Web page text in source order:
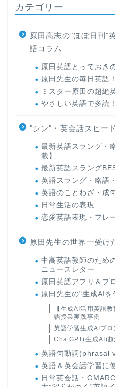
カテゴリー
原田高志の"ほぼ日刊"
語コラム
原田英語とっておき
原田先生の毎日英語！
ミスター原田の超絶
やさしい英語で多読
"シン"・英会話スピー
最新英語スラング・
載】
最新英語スラング
英語スラング・略語
英語のことわざ・成
日常生活の表現
恋愛英語表現・フレ
原田先生の世界一受け
中高英語教師のため
ニュースレター
原田英語アプリ＆プ
原田先生の"生成AI
【生成AI活用英語
語授業実践事例
英語学習生成AIプロ
ChatGPT(生成AI)超
英語句動詞(phrasal
英語＆英会話学習に
日常英会話・